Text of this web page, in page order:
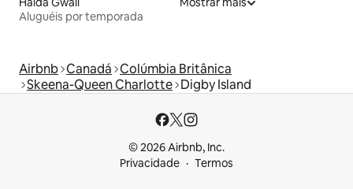
Aluguéis por temporada
Airbnb Canadá Colúmbia Britânica
Skeena-Queen Charlotte Digby Island
© 2026 Airbnb, Inc.
Privacidade
Termos